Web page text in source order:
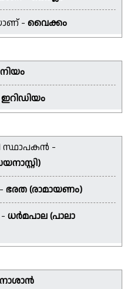
- വൈക്കം
ഇറിഡിയം
സ്ഥാപകൻ -
ഭരത (രാമായണം)
ധർമപാല (പാലാ